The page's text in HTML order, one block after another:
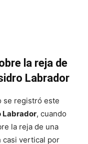
la reja de
Labrador
se registró este
Labrador, cuando
la reja de una
casi vertical por